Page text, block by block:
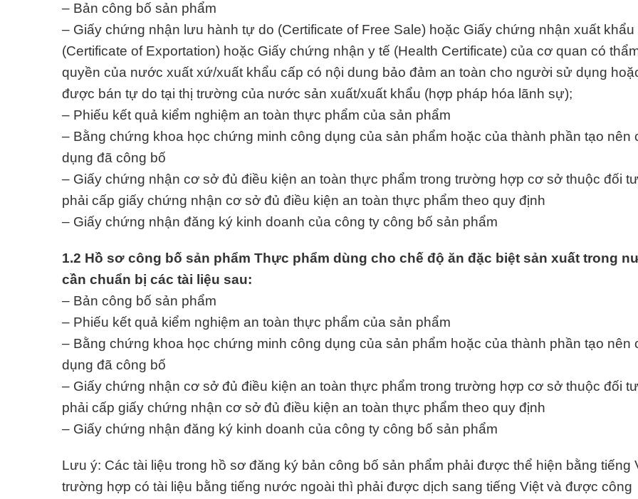
– Bản công bố sản phẩm
– Giấy chứng nhận lưu hành tự do (Certificate of Free Sale) hoặc Giấy chứng nhận xuất khẩu
(Certificate of Exportation) hoặc Giấy chứng nhận y tế (Health Certificate) của cơ quan có
quyền của nước xuất xứ/xuất khẩu cấp có nội dung bảo đảm an toàn cho người sử dụng
được bán tự do tại thị trường của nước sản xuất/xuất khẩu (hợp pháp hóa lãnh sự);
– Phiếu kết quả kiểm nghiệm an toàn thực phẩm của sản phẩm
– Bằng chứng khoa học chứng minh công dụng của sản phẩm hoặc của thành phần tạo nên
dụng đã công bố
– Giấy chứng nhận cơ sở đủ điều kiện an toàn thực phẩm trong trường hợp cơ sở thuộc đối
phải cấp giấy chứng nhận cơ sở đủ điều kiện an toàn thực phẩm theo quy định
– Giấy chứng nhận đăng ký kinh doanh của công ty công bố sản phẩm
1.2 Hồ sơ công bố sản phẩm Thực phẩm dùng cho chế độ ăn đặc biệt sản xuất trong
cần chuẩn bị các tài liệu sau:
– Bản công bố sản phẩm
– Phiếu kết quả kiểm nghiệm an toàn thực phẩm của sản phẩm
– Bằng chứng khoa học chứng minh công dụng của sản phẩm hoặc của thành phần tạo nên
dụng đã công bố
– Giấy chứng nhận cơ sở đủ điều kiện an toàn thực phẩm trong trường hợp cơ sở thuộc đối
phải cấp giấy chứng nhận cơ sở đủ điều kiện an toàn thực phẩm theo quy định
– Giấy chứng nhận đăng ký kinh doanh của công ty công bố sản phẩm
Lưu ý: Các tài liệu trong hồ sơ đăng ký bản công bố sản phẩm phải được thể hiện bằng tiếng
trường hợp có tài liệu bằng tiếng nước ngoài thì phải được dịch sang tiếng Việt và được công